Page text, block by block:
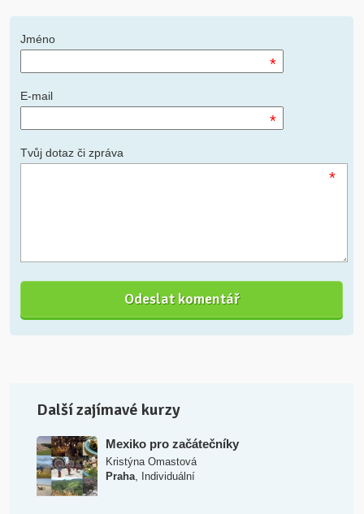
Jméno
*
E-mail
*
Tvůj dotaz či zpráva
*
Další zajímavé kurzy
Mexiko pro začátečníky
Kristýna Omastová
Praha, Individuální